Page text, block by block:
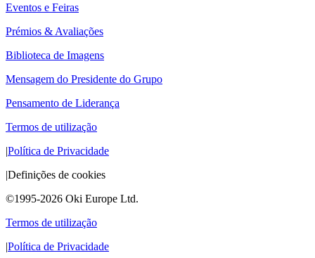
Eventos e Feiras
Prémios & Avaliações
Biblioteca de Imagens
Mensagem do Presidente do Grupo
Pensamento de Liderança
Termos de utilização
|Política de Privacidade
|Definições de cookies
©1995-2026 Oki Europe Ltd.
Termos de utilização
|Política de Privacidade